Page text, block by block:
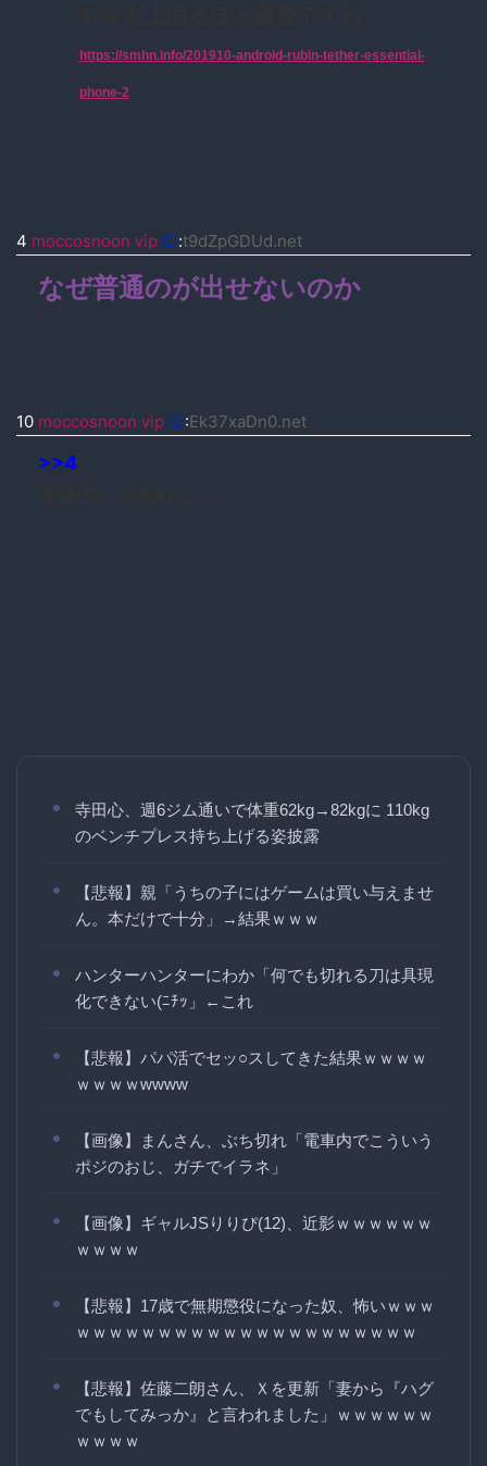
https://smhn.info/201910-android-rubin-tether-essential-
phone-2
4 moccosnoon vip ID:t9dZpGDUd.net
なぜ普通のが出せないのか
10 moccosnoon vip ID:Ek37xaDn0.net
>>4
寺田心、週6ジム通いで体重62kg→82kgに 110kg
のベンチプレス持ち上げる姿披露
【悲報】親「うちの子にはゲームは買い与えませ
ん。本だけで十分」→結果ｗｗｗ
ハンターハンターにわか「何でも切れる刀は具現
化できない(ﾆﾁｯ」←これ
【悲報】パパ活でセッ○スしてきた結果ｗｗｗｗ
ｗｗｗｗwwww
【画像】まんさん、ぶち切れ「電車内でこういう
ポジのおじ、ガチでイラネ」
【画像】ギャルJSりりぴ(12)、近影ｗｗｗｗｗｗ
ｗｗｗｗ
【悲報】17歳で無期懲役になった奴、怖いｗｗｗ
ｗｗｗｗｗｗｗｗｗｗｗｗｗｗｗｗｗｗｗｗｗ
【悲報】佐藤二朗さん、Ｘを更新「妻から『ハグ
でもしてみっか』と言われました」ｗｗｗｗｗｗ
ｗｗｗｗ